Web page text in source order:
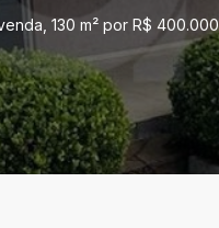
130 m² por R$